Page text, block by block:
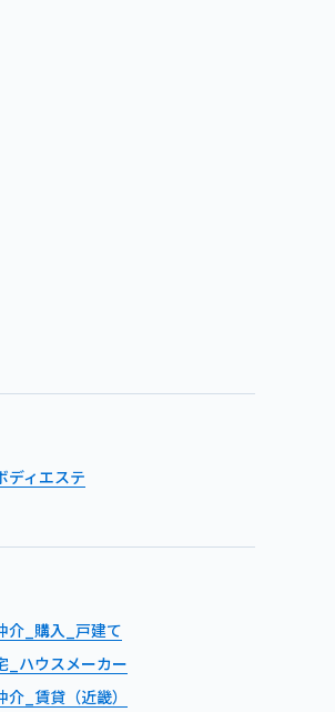
ディエステ
介_購入_戸建て
_ハウスメーカー
介_賃貸（近畿）